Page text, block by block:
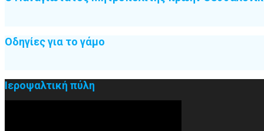
Οδηγίες για το γάμο
Ιεροψαλτική πύλη